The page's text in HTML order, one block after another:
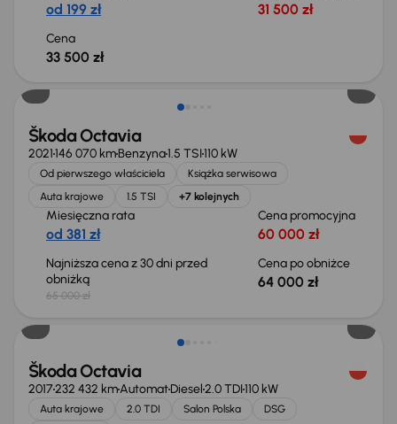
od 199 zł 31 500 zł
Cena
33 500 zł
Taniej o 1 000 zł
Škoda Octavia
2021146 070 kmBenzyna1.5 TSI110 kW
Od pierwszego właściciela
Książka serwisowa
Auta krajowe
1.5 TSI +7 kolejnych
Miesięczna rata
od 381 zł
Cena promocyjna
60 000 zł
Najniższa cena z 30 dni przed
obniżką
65 000 zł
Cena po obniżce
64 000 zł
Taniej o 1 500 zł
Škoda Octavia
2017232 432 kmAutomatDiesel2.0 TDI110 kW
Auta krajowe 2.0 TDI Salon Polska
DSG